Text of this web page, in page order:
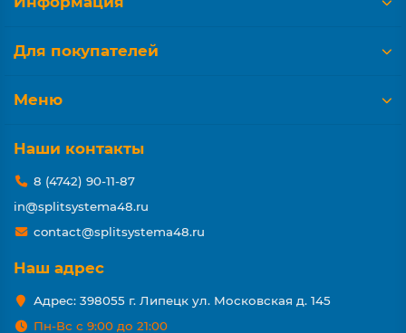
Для покупателей
Меню
Наши контакты
8 (4742) 90-11-87
in@splitsystema48.ru
contact@splitsystema48.ru
Наш адрес
Адрес: 398055 г. Липецк ул. Московская д. 145
Пн-Вс с 9:00 до 21:00